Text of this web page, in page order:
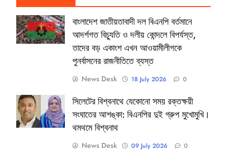
বাংলাদেশ জাতীয়তাবাদী দল বিএনপি বর্তমানে
আদর্শগত বিচ্যুতি ও দলীয় কোন্দলে বিপর্যস্ত,
তাদের বড় একাংশ এখন আওয়ামীলীগকে
পুনর্বাসনের রাজনীতিতে ব্যস্ত
News Desk 18 July 2026 0
সিলেটের বিশ্বনাথে যেকোনো সময় রক্তক্ষয়ী
সংঘাতের আশঙ্কা: বিএনপির দুই গ্রুপ মুখোমুখি।
থমথমে বিশ্বনাথ
News Desk 09 July 2026 0